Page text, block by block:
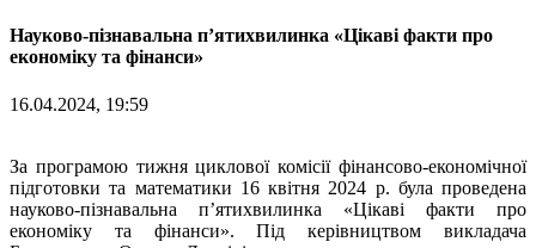
Науково-пізнавальна п’ятихвилинка «Цікаві факти про
економіку та фінанси»
16.04.2024, 19:59
За програмою тижня циклової комісії фінансово-економічної
підготовки та математики 16 квітня 2024 р. була проведена
науково-пізнавальна п’ятихвилинка «Цікаві факти про
економіку та фінанси». Під керівництвом викладача